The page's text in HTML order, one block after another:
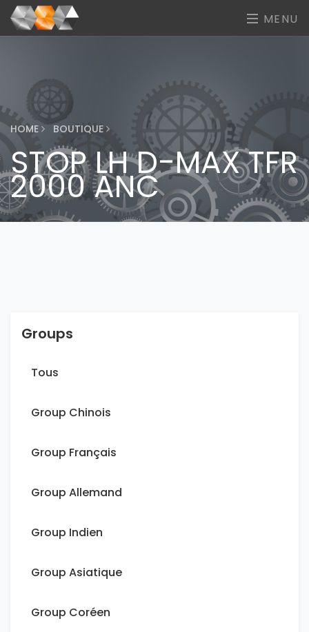
MENU
HOME BOUTIQUE
STOP LH D-MAX TFR
2000 ANC
Groups
Tous
Group Chinois
Group Français
Group Allemand
Group Indien
Group Asiatique
Group Coréen